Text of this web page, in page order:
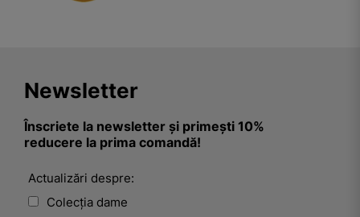
Newsletter
Înscriete la newsletter și primești 10%
reducere la prima comandă!
Actualizări despre:
Colecția dame